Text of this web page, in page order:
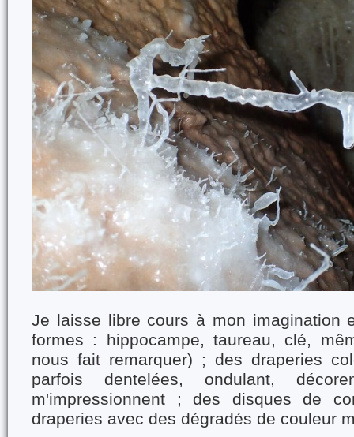
Je laisse libre cours à mon imagination
formes : hippocampe, taureau, clé,
nous fait remarquer) ; des draperies
parfois dentelées, ondulant,
m'impressionnent ; des disques de
draperies avec des dégradés de couleur